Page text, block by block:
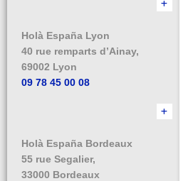
Holà España Lyon
40 rue remparts d’Ainay,
69002 Lyon
09 78 45 00 08
Holà España Bordeaux
55 rue Segalier,
33000 Bordeaux